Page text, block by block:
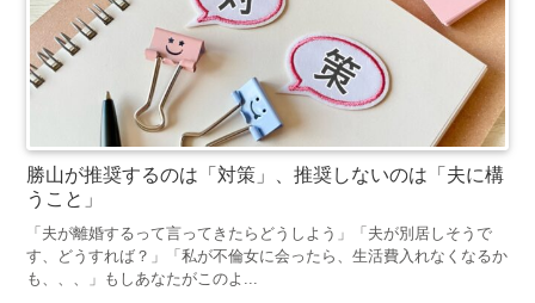
勝山が推奨するのは「対策」、推奨しないのは「夫に構
うこと」
「夫が離婚するって言ってきたらどうしよう」「夫が別居しそうで
す、どうすれば？」「私が不倫女に会ったら、生活費入れなくなるか
も、、、」もしあなたがこのよ...